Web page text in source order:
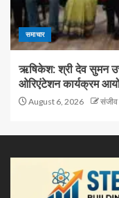
समाचार
ऋषिकेश: श्री देव सुमन
ओरिएंटेशन कार्यक्रम
August 6, 2026 संजीव